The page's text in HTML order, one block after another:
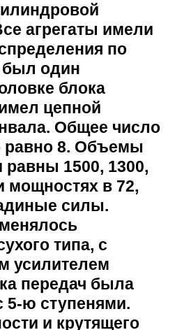
агрегаты имели
по
был один
блока
цепной
Общее число
равно 8. Объемы
равны 1500, 1300,
мощностях в 72,
силы.
типа, с
усилителем
передач была
5-ю ступенями.
и крутящего